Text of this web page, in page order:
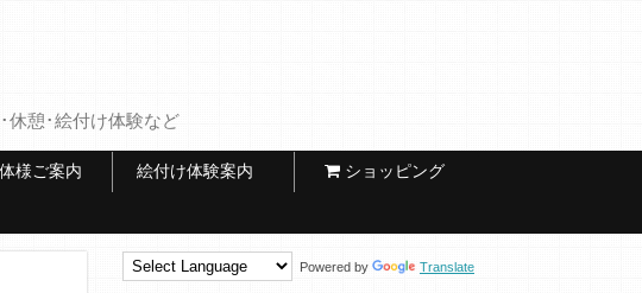
休憩･絵付け体験など
様ご案内 絵付け体験案内 ショッピング
Powered by Translate